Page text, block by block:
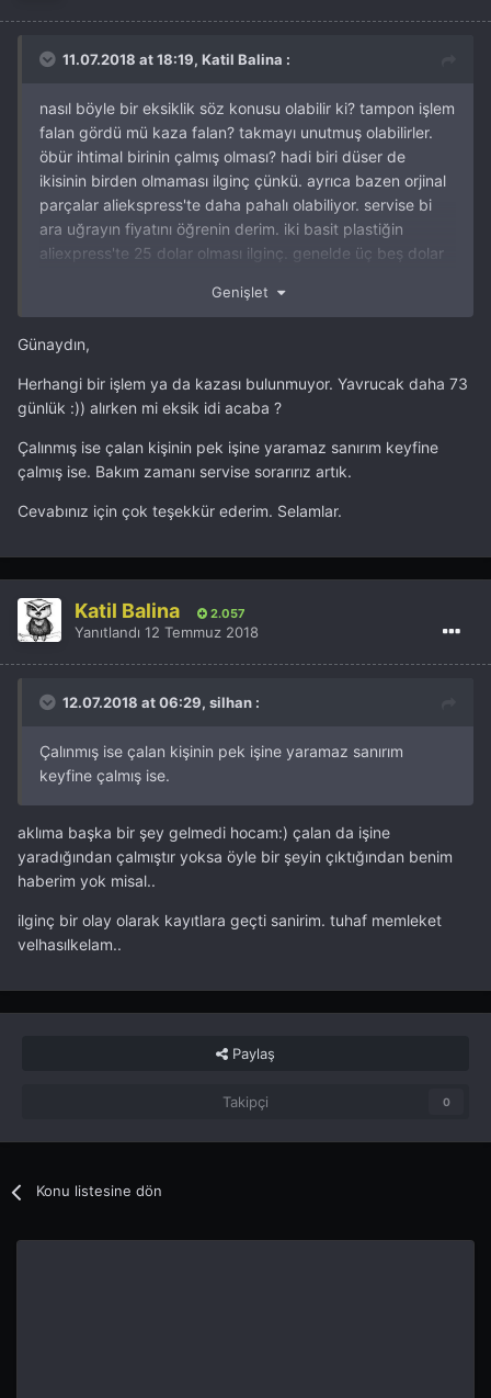
11.07.2018 at 18:19, Katil Balina :
nasıl böyle bir eksiklik söz konusu olabilir ki? tampon işlem
falan gördü mü kaza falan? takmayı unutmuş olabilirler.
öbür ihtimal birinin çalmış olması? hadi biri düser de
ikisinin birden olmaması ilginç çünkü. ayrıca bazen orjinal
parçalar aliekspress'te daha pahalı olabiliyor. servise bi
ara uğrayın fiyatını öğrenin derim. iki basit plastiğin
aliexpress'te 25 dolar olması ilginç. genelde üç beş dolar
Genişlet
Günaydın,
Herhangi bir işlem ya da kazası bulunmuyor. Yavrucak daha 73
günlük :)) alırken mi eksik idi acaba ?
Çalınmış ise çalan kişinin pek işine yaramaz sanırım keyfine
çalmış ise. Bakım zamanı servise sorarırız artık.
Cevabınız için çok teşekkür ederim. Selamlar.
Katil Balina 2.057
Yanıtlandı 12 Temmuz 2018
12.07.2018 at 06:29, silhan :
Çalınmış ise çalan kişinin pek işine yaramaz sanırım
keyfine çalmış ise.
aklıma başka bir şey gelmedi hocam:) çalan da işine
yaradığından çalmıştır yoksa öyle bir şeyin çıktığından benim
haberim yok misal..
ilginç bir olay olarak kayıtlara geçti sanirim. tuhaf memleket
velhasılkelam..
Paylaş
Takipçi 0
Konu listesine dön